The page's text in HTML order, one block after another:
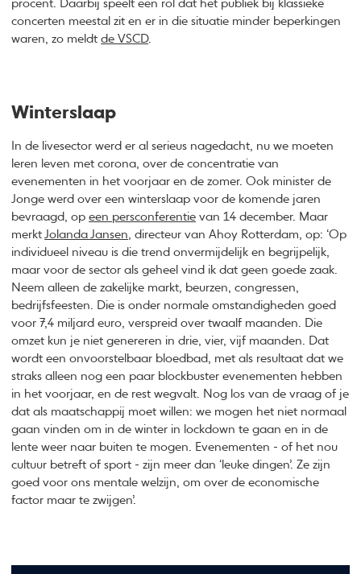
procent. Daarbij speelt een rol dat het publiek bij klassieke
concerten meestal zit en er in die situatie minder beperkingen
waren, zo meldtde VSCD.
Winterslaap
In de livesector werd er al serieus nagedacht, nu we moeten
leren leven met corona, over de concentratie van
evenementen in het voorjaar en de zomer. Ook minister de
Jonge werd over een winterslaap voor de komende jaren
bevraagd, opeen persconferentie van 14 december. Maar
merktJolanda Jansen , directeur van Ahoy Rotterdam, op: ‘Op
individueel niveau is die trend onvermijdelijk en begrijpelijk,
maar voor de sector als geheel vind ik dat geen goede zaak.
Neem alleen de zakelijke markt, beurzen, congressen,
bedrijfsfeesten. Die is onder normale omstandigheden goed
voor 7,4 miljard euro, verspreid over twaalf maanden. Die
omzet kun je niet genereren in drie, vier, vijf maanden. Dat
wordt een onvoorstelbaar bloedbad, met als resultaat dat we
straks alleen nog een paar blockbuster evenementen hebben
in het voorjaar, en de rest wegvalt. Nog los van de vraag of je
dat als maatschappij moet willen: we mogen het niet normaal
gaan vinden om in de winter in lockdown te gaan en in de
lente weer naar buiten te mogen. Evenementen - of het nou
cultuur betreft of sport - zijn meer dan ‘leuke dingen’. Ze zijn
goed voor ons mentale welzijn, om over de economische
factor maar te zwijgen’.